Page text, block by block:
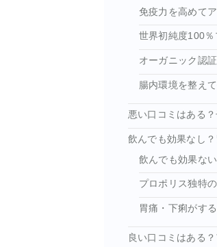
免疫力を高めて
世界初純度100％
オーガニック認
腸内環境を整え
悪い口コミはある
飲んでも効果なし
飲んでも効果な
プロポリス独特
胃痛・下痢がす
良い口コミはある